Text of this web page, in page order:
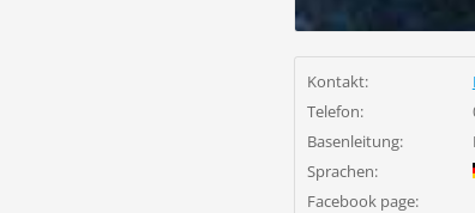
Kontakt:
Telefon:
Basenleitung:
Sprachen:
Facebook page: